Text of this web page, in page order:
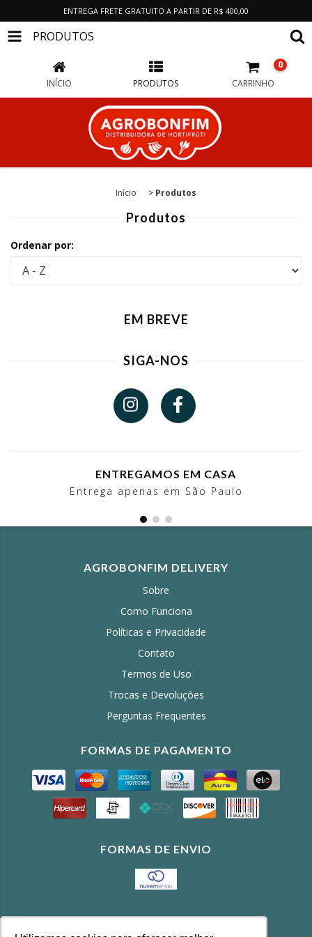
ENTREGA FRETE GRATUITO A PARTIR DE R$ 400,00
PRODUTOS
INÍCIO PRODUTOS CARRINHO
0
Início > Produtos
Produtos
Ordenar por:
EM BREVE
SIGA-NOS
ENTREGAMOS EM CASA
Entrega apenas em São Paulo
AGROBONFIM DELIVERY
Sobre
Como Funciona
Políticas e Privacidade
Contato
Termos de Uso
Trocas e Devoluções
Perguntas Frequentes
FORMAS DE PAGAMENTO
FORMAS DE ENVIO
CONTATO